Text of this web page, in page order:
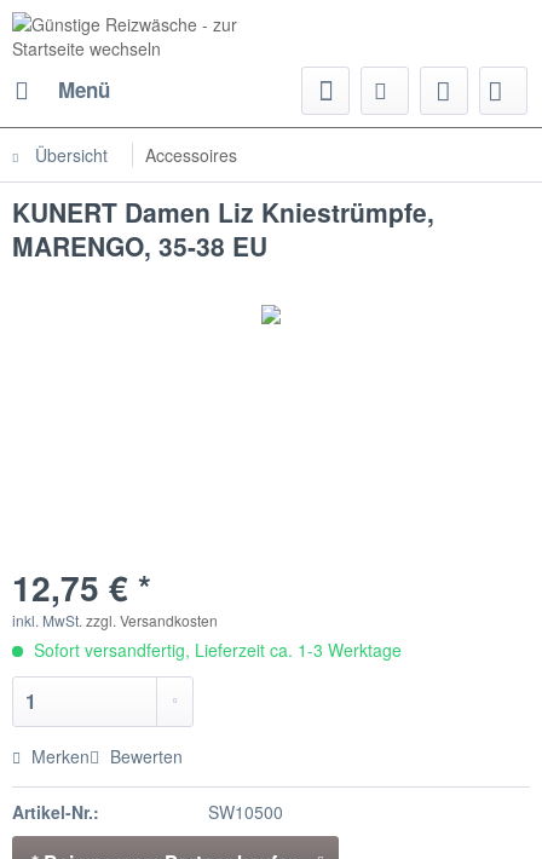
Menü
Übersicht Accessoires
KUNERT Damen Liz Kniestrümpfe,
MARENGO, 35-38 EU
12,75 € *
inkl. MwSt. zzgl. Versandkosten
Sofort versandfertig, Lieferzeit ca. 1-3 Werktage
Merken Bewerten
Artikel-Nr.: SW10500